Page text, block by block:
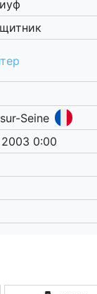
Seine
0:00